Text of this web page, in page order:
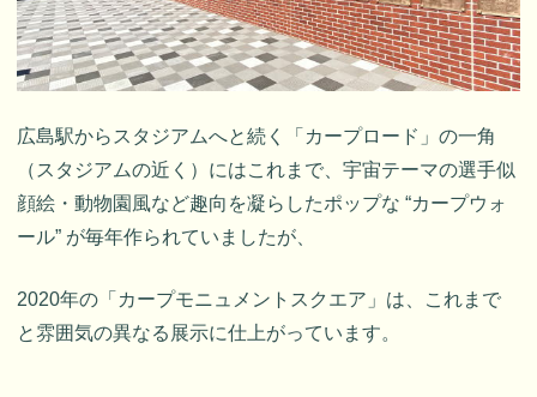
広島駅からスタジアムへと続く「カープロード」の一角
（スタジアムの近く）にはこれまで、宇宙テーマの選手似
顔絵・動物園風など趣向を凝らしたポップな “カープウォ
ール” が毎年作られていましたが、
2020年の「カープモニュメントスクエア」は、これまで
と雰囲気の異なる展示に仕上がっています。